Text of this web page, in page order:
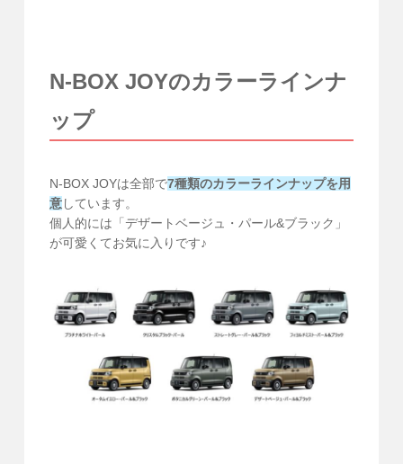
N-BOX JOYのカラーラインナ
ップ
N-BOX JOYは全部で7種類のカラーラインナップを用
意しています。
個人的には「デザートベージュ・パール&ブラック」
が可愛くてお気に入りです♪